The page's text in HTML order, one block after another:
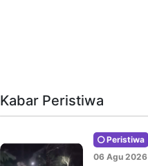
Kabar Peristiwa
Peristiwa
06 Agu 2026